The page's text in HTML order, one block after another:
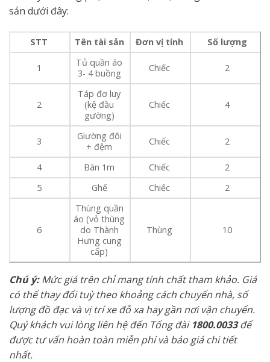
sản dưới đây:
STT Tên tài sản Đơn vị tính Số lượng
1
Tủ quần áo
3- 4 buồng
Chiếc 2
2
Táp đơ luy
(kệ đầu
gường)
Chiếc 4
3
Giường đôi
+ đệm
Chiếc 2
4 Bàn 1m Chiếc
2
5
Ghế Chiếc 2
6
Thùng quần
áo (vỏ thùng
do Thành
Hưng cung
cấp)
Thùng 10
Chú ý:Mức giá trên chỉ mang tính chất tham khảo. Giá
có thể thay đổi tuỳ theo khoảng cách chuyển nhà, số
lượng đồ đạc và vị trí xe đỗ xa hay gần nơi vận chuyển.
Quý khách vui lòng liên hệ đến Tổng đài 1800.0033để
được tư vấn hoàn toàn miễn phí và báo giá chi tiết
nhất.